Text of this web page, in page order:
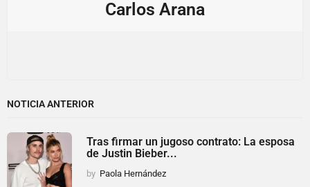
Carlos Arana
NOTICIA ANTERIOR
Tras firmar un jugoso contrato: La esposa
de Justin Bieber...
by Paola Hernández